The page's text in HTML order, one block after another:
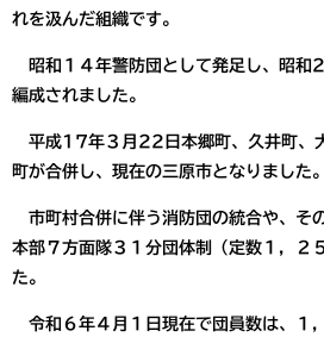
れを汲んだ組織です。
昭和１４年警防団として発足し、昭和
編成されました。
平成17年３月22日本郷町、久井町、
町が合併し、現在の三原市となりました。
市町村合併に伴う消防団の統合や、そ
本部７方面隊３１分団体制（定数１，２
た
令和６年４月１日現在で団員数は、１